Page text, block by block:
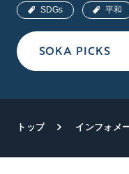
SOKA PICKS
SDGs 平和
トップ インフォメ